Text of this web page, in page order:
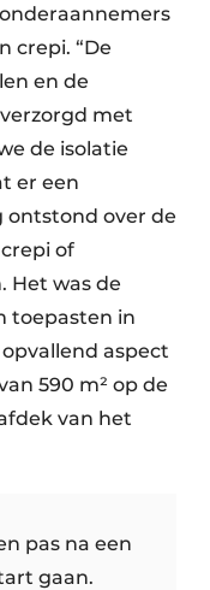
crepi. “De
en de
met
de isolatie
er een
over de
of
Het was de
toepasten in
aspect
590 m² op de
van het
pas na een
gaan.